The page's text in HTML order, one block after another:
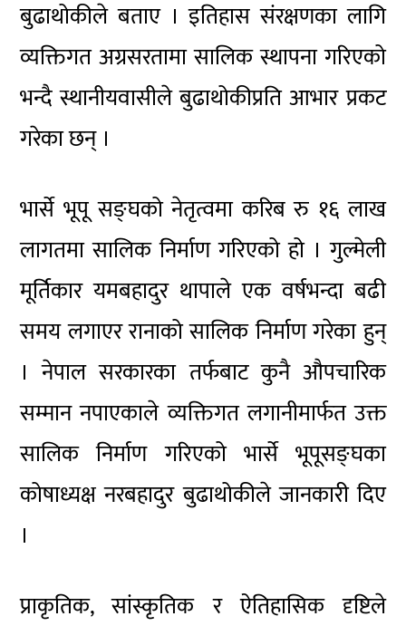
बुढाथोकीले बताए । इतिहास संरक्षणका लागि
व्यक्तिगत अग्रसरतामा सालिक स्थापना गरिएको
भन्दै स्थानीयवासीले बुढाथोकीप्रति आभार प्रकट
गरेका छन् ।
भार्से भूपू सङ्घको नेतृत्वमा करिब रु १६ लाख
लागतमा सालिक निर्माण गरिएको हो । गुल्मेली
मूर्तिकार यमबहादुर थापाले एक वर्षभन्दा बढी
समय लगाएर रानाको सालिक निर्माण गरेका हुन्
। नेपाल सरकारका तर्फबाट कुनै औपचारिक
सम्मान नपाएकाले व्यक्तिगत लगानीमार्फत उक्त
सालिक निर्माण गरिएको भार्से भूपूसङ्घका
कोषाध्यक्ष नरबहादुर बुढाथोकीले जानकारी दिए
।
प्राकृतिक, सांस्कृतिक र ऐतिहासिक दृष्टिले